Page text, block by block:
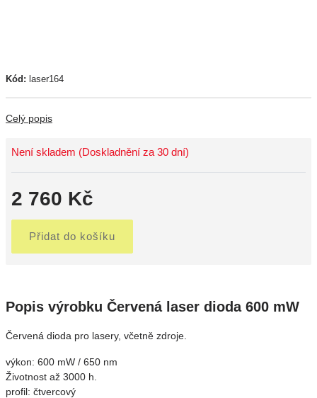
Kód: laser164
Celý popis
Není skladem (Doskladnění za 30 dní)
2 760 Kč
Přidat do košíku
Popis výrobku Červená laser dioda 600 mW
Červená dioda pro lasery, včetně zdroje.
výkon: 600 mW / 650 nm
Životnost až 3000 h.
profil: čtvercový